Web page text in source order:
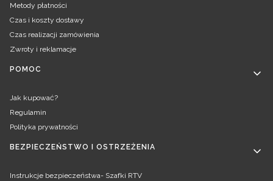
Metody płatności
Czas i koszty dostawy
Czas realizacji zamówienia
Zwroty i reklamacje
POMOC
Jak kupować?
Regulamin
Polityka prywatności
BEZPIECZEŃSTWO I OSTRZEŻENIA
Instrukcje bezpieczeństwa- Szafki RTV